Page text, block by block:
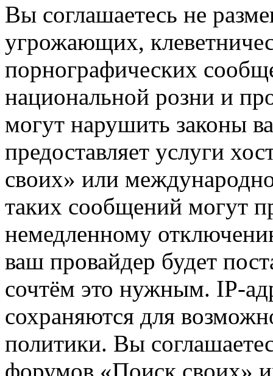
Вы соглашаетесь не
угрожающих,
порнографических
национальной розни и
могут нарушить законы
предоставляет услуги
своих» или
таких сообщений могут
немедленному
ваш провайдер будет
сочтём это нужным. IP-
сохраняются для
политики. Вы
форумов «Поиск своих»